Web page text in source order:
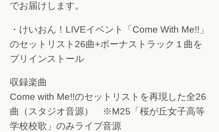
でお届けします。
・けいおん！LIVEイベント「Come With Me!!」
のセットリスト26曲+ボーナストラック１曲を
プリインストール
収録楽曲
Come with Me!!のセットリストを再現した全26
曲（スタジオ音源） ※M25「桜が丘女子高等
学校校歌」のみライブ音源